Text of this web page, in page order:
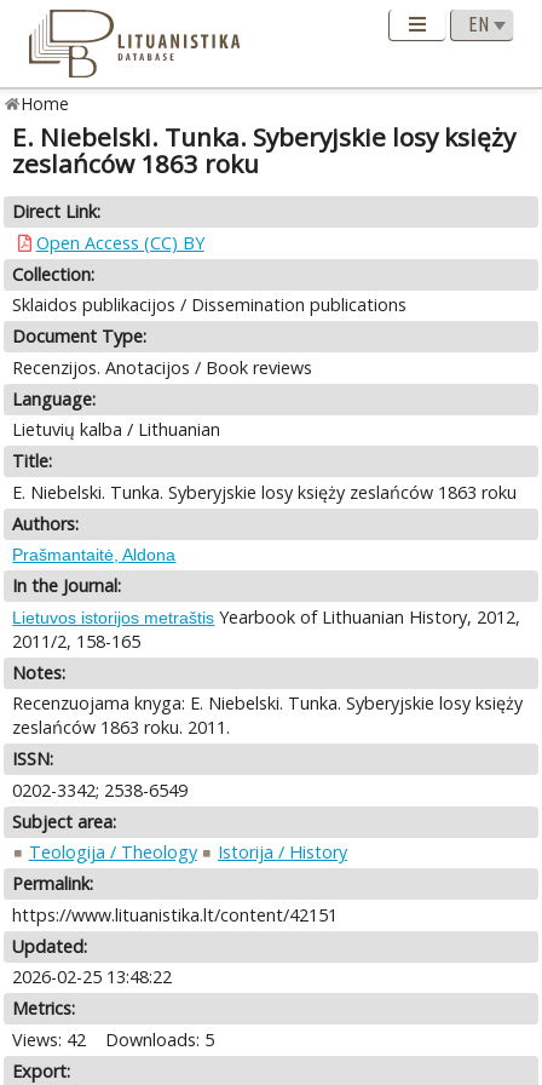
Home
E. Niebelski. Tunka. Syberyjskie losy księży
zeslańców 1863 roku
Direct Link:
Open Access (CC) BY
Collection:
Sklaidos publikacijos / Dissemination publications
Document Type:
Recenzijos. Anotacijos / Book reviews
Language:
Lietuvių kalba / Lithuanian
Title:
E. Niebelski. Tunka. Syberyjskie losy księży zeslańców 1863 roku
Authors:
Prašmantaitė, Aldona
In the Journal:
Lietuvos istorijos metraštis Yearbook of Lithuanian History, 2012,
2011/2, 158-165
Notes:
Recenzuojama knyga: E. Niebelski. Tunka. Syberyjskie losy księży
zeslańców 1863 roku. 2011.
ISSN:
0202-3342; 2538-6549
Subject area:
Teologija / Theology
Istorija / History
Permalink:
https://www.lituanistika.lt/content/42151
Updated:
2026-02-25 13:48:22
Metrics:
Views: 42
Downloads: 5
Export: